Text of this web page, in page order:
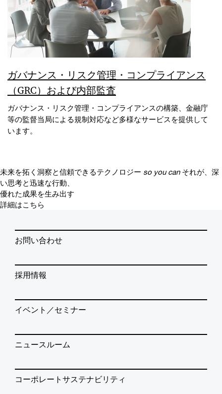
ガバナンス・リスク管理・コンプライアンス
（GRC）および内部監査
ガバナンス・リスク管理・コンプライアンスの構築、金融庁
等の監督当局による規制対応など多様なサービスを提供して
います。
未来を拓く洞察と信頼できるテクノロジー so you can それが、深
い思考と迅速な行動、
優れた成果を生み出す
詳細はこちら
お問い合わせ
採用情報
イベント／セミナー
ニュースルーム
コーポレートサステナビリティ